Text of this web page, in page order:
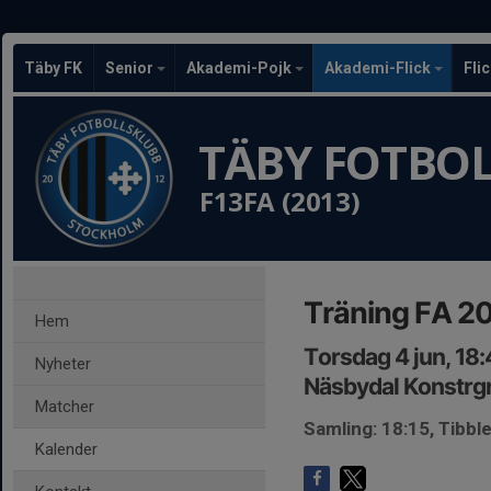
Täby FK Senior Akademi-Pojk Akademi-Flick
TÄBY
F13FA (2013)
Hem
Nyheter
Matcher
Kalender
Träning FA
Torsdag 4 jun,
Näsbydal
Samling: 18:15,